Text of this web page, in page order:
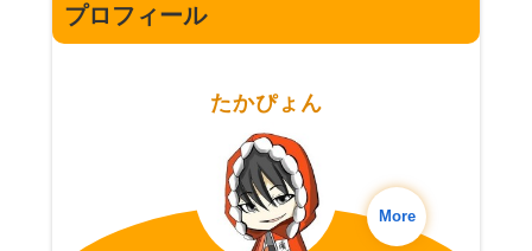
プロフィール
たかぴょん
More